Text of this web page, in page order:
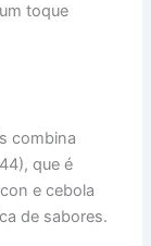
toque
combina
que é
e cebola
de sabores.